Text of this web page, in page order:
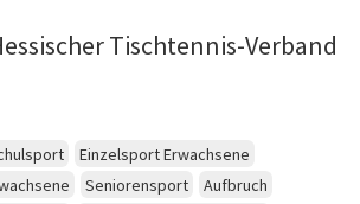
Tischtennis-Verband
Einzelsport Erwachsene
Seniorensport
Aufbruch